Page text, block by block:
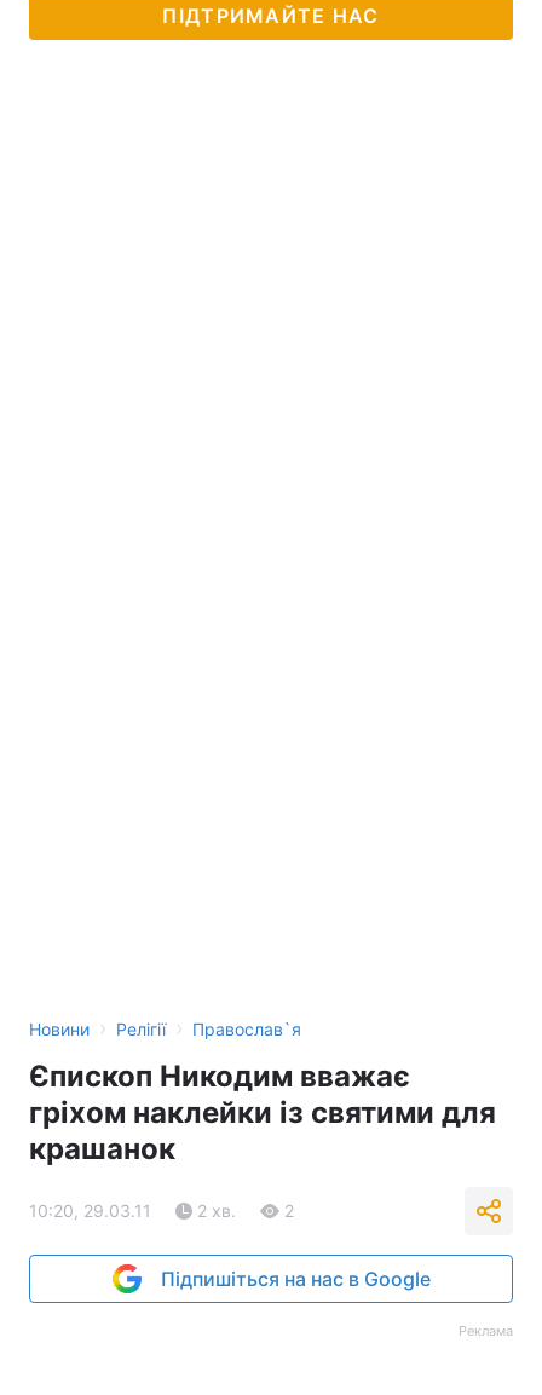
ПІДТРИМАЙТЕ НАС
Новини › Релігії › Православ`я
Єпископ Никодим вважає
гріхом наклейки із святими для
крашанок
10:20, 29.03.11 2 хв. 2
Підпишіться на нас в Google
Реклама